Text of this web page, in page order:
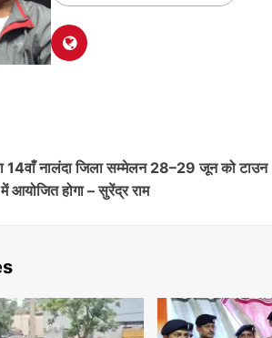
14वाँ नालंदा जिला सम्मेलन 28–29 जून को टाउन
आयोजित होगा – सुरेंद्र राम